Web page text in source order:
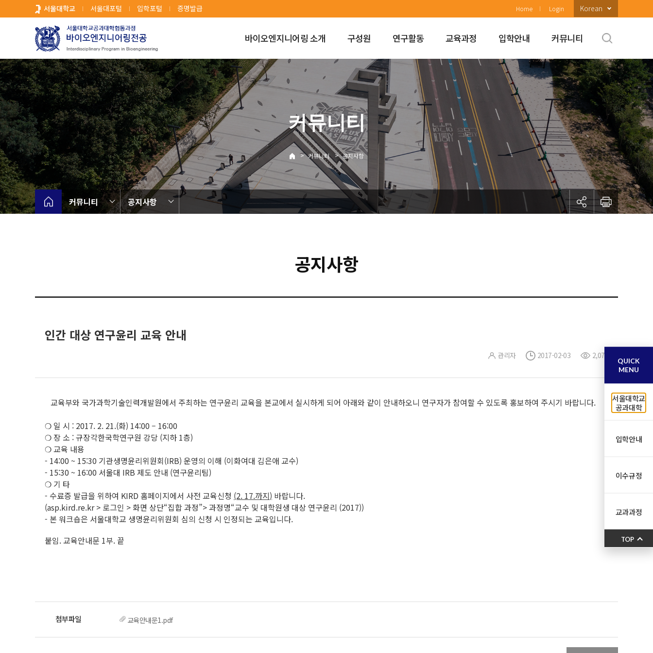
로
뉴
서울대학교 서울대포털 입학포털 증명발급 Home Login Korean
바이오엔지니어링 소개 구성원 연구활동 교육과정 입학안내 커뮤니티
커뮤니티
> 커뮤니티 > 공지사항
커뮤니티 공지사항
공지사항
인간 대상 연구윤리 교육 안내
관리자 2017-02-03 2,074
교육부와 국가과학기술인력개발원에서 주최하는 연구윤리 교육을 본교에서 실시하게 되어 아래와 같이 안내하오니 연구자가 참여할 수 있도록 홍보하여 주시기 바랍니다.
❍ 일 시 : 2017. 2. 21.(화) 14:00 – 16:00
❍ 장 소 : 규장각한국학연구원 강당 (지하 1층)
❍ 교육 내용
- 14:00 ~ 15:30 기관생명윤리위원회(IRB) 운영의 이해 (이화여대 김은애 교수)
- 15:30 ~ 16:00 서울대 IRB 제도 안내 (연구윤리팀)
❍ 기 타
- 수료증 발급을 위하여 KIRD 홈페이지에서 사전 교육신청 (2. 17.까지) 바랍니다.
(asp.kird.re.kr > 로그인 > 화면 상단“집합 과정”> 과정명“교수 및 대학원생 대상 연구윤리 (2017))
- 본 워크숍은 서울대학교 생명윤리위원회 심의 신청 시 인정되는 교육입니다.
붙임. 교육안내문 1부. 끝
교육안내문1.pdf
QUICK
MENU
서울대학교
공과대학
입학안내
이수규정
교과과정
TOP